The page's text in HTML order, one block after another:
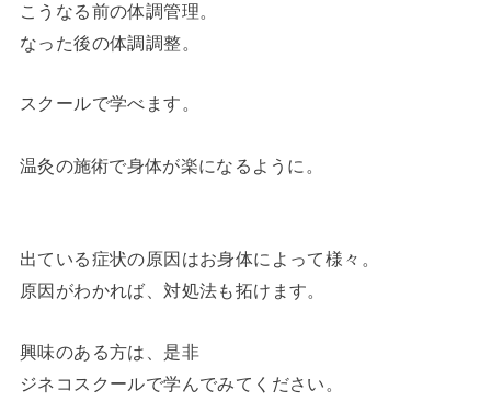
こうなる前の体調管理。
なった後の体調調整。
スクールで学べます。
温灸の施術で身体が楽になるように。
出ている症状の原因はお身体によって様々。
原因がわかれば、対処法も拓けます。
興味のある方は、是非
ジネコスクールで学んでみてください。